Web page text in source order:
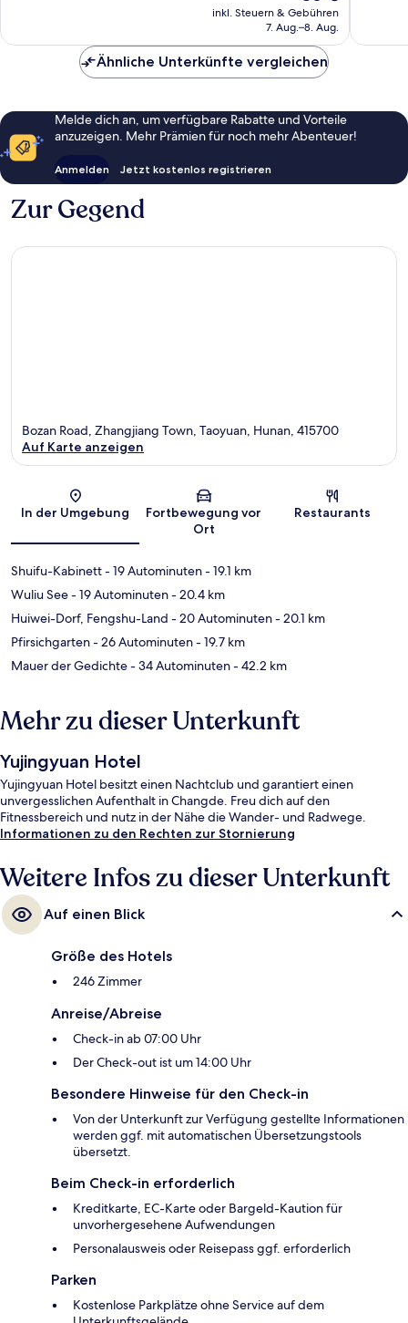
Preis
beträgt
inkl. Steuern & Gebühren
7. Aug.–8. Aug.
Ähnliche Unterkünfte vergleichen
Melde dich an, um verfügbare Rabatte und Vorteile
anzuzeigen. Mehr Prämien für noch mehr Abenteuer!
Anmelden Jetzt kostenlos registrieren
Zur Gegend
Karte
Bozan Road, Zhangjiang Town, Taoyuan, Hunan, 415700
Auf Karte anzeigen
In der Umgebung
Fortbewegung vor
Ort
Restaurants
Shuifu-Kabinett- 19 Autominuten- 19.1 km
Wuliu See- 19 Autominuten- 20.4 km
Huiwei-Dorf, Fengshu-Land - 20 Autominuten- 20.1 km
Pfirsichgarten- 26 Autominuten- 19.7 km
Mauer der Gedichte- 34 Autominuten- 42.2 km
Mehr zu dieser Unterkunft
Yujingyuan Hotel
Yujingyuan Hotel besitzt einen Nachtclub und garantiert einen
unvergesslichen Aufenthalt in Changde. Freu dich auf den
Fitnessbereich und nutz in der Nähe die Wander- und Radwege.
Informationen zu den Rechten zur Stornierung
Weitere Infos zu dieser Unterkunft
Auf einen Blick
Größe des Hotels
246 Zimmer
Anreise/Abreise
Check-in ab 07:00 Uhr
Der Check-out ist um 14:00 Uhr
Besondere Hinweise für den Check-in
Von der Unterkunft zur Verfügung gestellte Informationen
werden ggf. mit automatischen Übersetzungstools
übersetzt.
Beim Check-in erforderlich
Kreditkarte, EC-Karte oder Bargeld-Kaution für
unvorhergesehene Aufwendungen
Personalausweis oder Reisepass ggf. erforderlich
Parken
Kostenlose Parkplätze ohne Service auf dem